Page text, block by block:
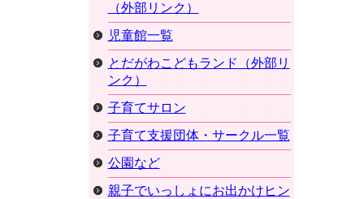
（外部リンク）
児童館一覧
とだがわこどもランド（外部リ
ンク）
子育てサロン
子育て支援団体・サークル一覧
公園など
親子でいっしょにお出かけヒン